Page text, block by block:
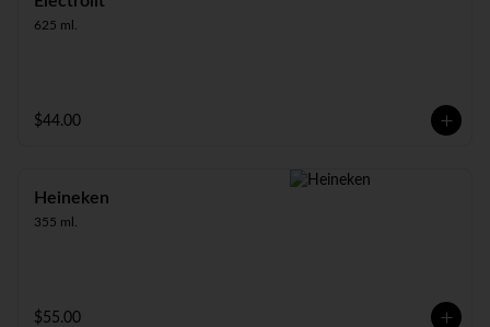
625 ml.
$44.00
Heineken
355 ml.
$55.00